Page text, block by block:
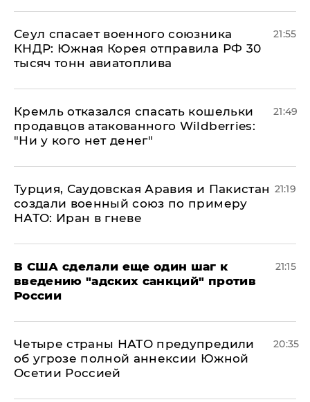
​Сеул спасает военного союзника
КНДР: Южная Корея отправила РФ 30
тысяч тонн авиатоплива
21:55
Кремль отказался спасать кошельки
продавцов атакованного Wildberries:
"Ни у кого нет денег"
21:49
Турция, Саудовская Аравия и Пакистан
создали военный союз по примеру
НАТО: Иран в гневе
21:19
В США сделали еще один шаг к
введению "адских санкций" против
России
21:15
Четыре страны НАТО предупредили
об угрозе полной аннексии Южной
Осетии Россией
20:35